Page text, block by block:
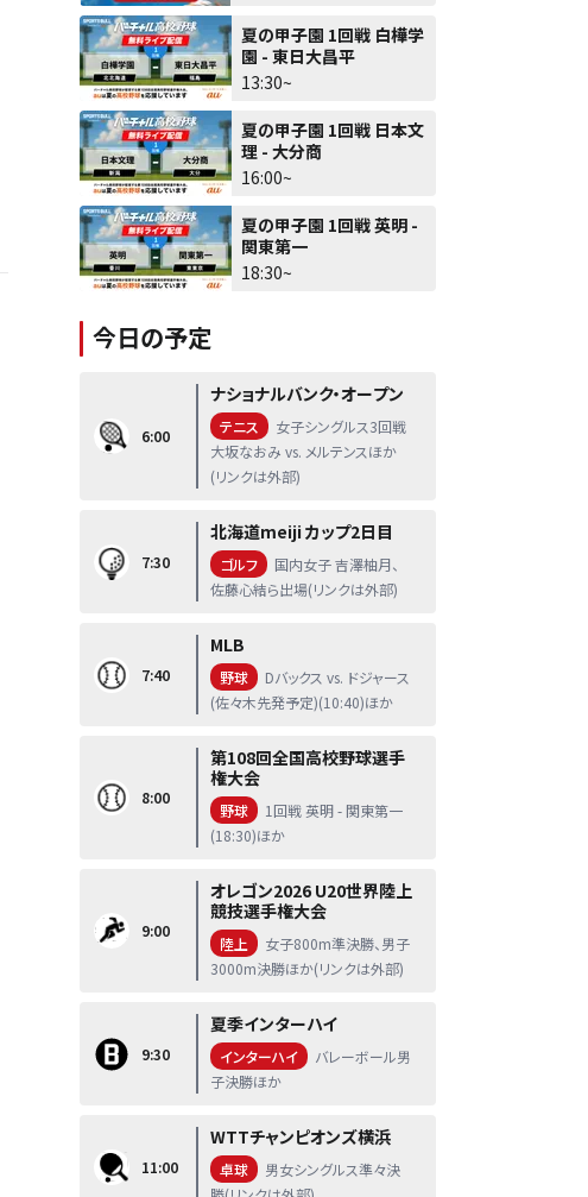
夏の甲子園 1回戦 白樺学
園 - 東日大昌平
13:30~
夏の甲子園 1回戦 日本文
理 - 大分商
16:00~
夏の甲子園 1回戦 英明 -
関東第一
18:30~
今日の予定
6:00
ナショナルバンク・オープン
テニス
女子シングルス3回戦
大坂なおみ vs. メルテンスほか
(リンクは外部)
7:30
北海道meiji カップ2日目
ゴルフ
国内女子 吉澤柚月、
佐藤心結ら出場(リンクは外部)
7:40
MLB
野球
Dバックス vs. ドジャース
(佐々木先発予定)(10:40)ほか
8:00
第108回全国高校野球選手
権大会
野球
1回戦 英明 - 関東第一
(18:30)ほか
9:00
オレゴン2026 U20世界陸上
競技選手権大会
陸上
女子800m準決勝、男子
3000m決勝ほか(リンクは外部)
9:30
夏季インターハイ
インターハイ
バレーボール男
子決勝ほか
11:00
WTTチャンピオンズ横浜
卓球
男女シングルス準々決